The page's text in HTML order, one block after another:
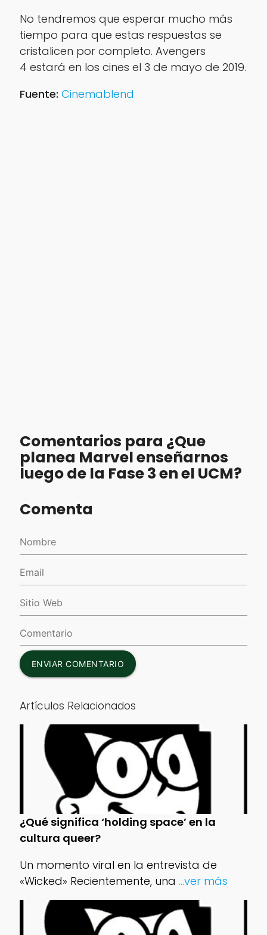
No tendremos que esperar mucho más
tiempo para que estas respuestas se
cristalicen por completo. Avengers
4 estará en los cines el 3 de mayo de 2019.
Fuente: Cinemablend
Comentarios para ¿Que
planea Marvel enseñarnos
luego de la Fase 3 en el UCM?
Comenta
ENVIAR COMENTARIO
Artículos Relacionados
¿Qué significa ‘holding space’ en la
cultura queer?
Un momento viral en la entrevista de
«Wicked» Recientemente, una ...ver más